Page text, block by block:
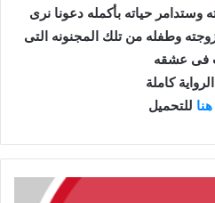
حياته بأكمله دعونا نرى
وطفله من تلك المجنونه التى
فى عشقه
كاملة
للتحميل